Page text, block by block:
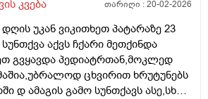
კვება თარიღი :20-02-2026
უკან ვიკითხეთ პატარაზე 23
აქვს ჩქარი მეთქინდა
გვყავდა პედიატრთან,მოკლედ
ცხვირით ხრუტუნებს
დ ამაგის გამო სუნთქავს ასე,სხვა